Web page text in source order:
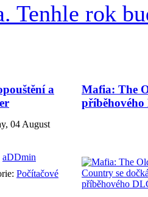
Tenhle rok
a
04 August
aDDmin
Počítačové
Mafia: The